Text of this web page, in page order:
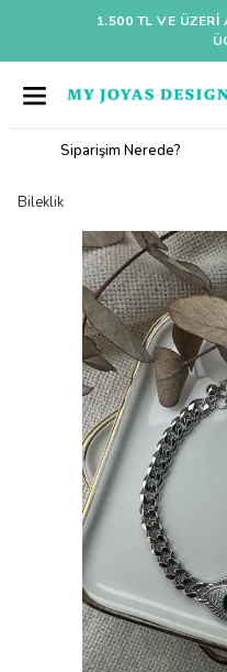
1.500 TL VE ÜZERI
Siparişim Nerede?
Bileklik